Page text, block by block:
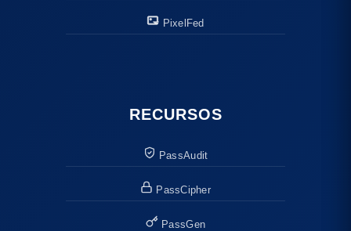
PixelFed
RECURSOS
PassAudit
PassCipher
PassGen